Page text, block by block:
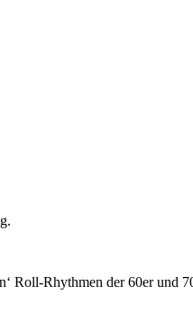
Roll-Rhythmen der 60er und